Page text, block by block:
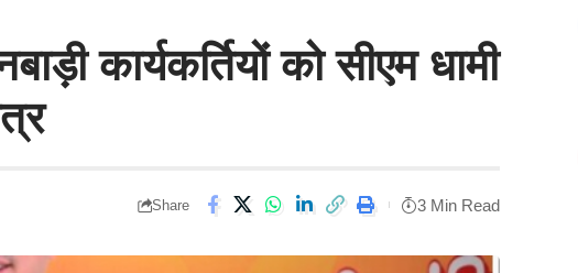
कार्यकर्तियों को सीएम धामी
Share 3 Min Read